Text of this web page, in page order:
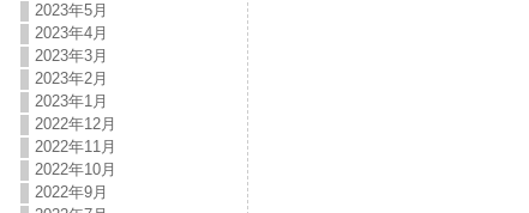
2023年5月
2023年4月
2023年3月
2023年2月
2023年1月
2022年12月
2022年11月
2022年10月
2022年9月